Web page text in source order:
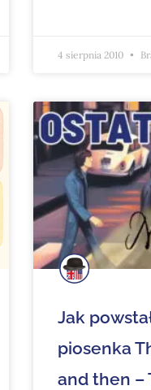
4 sierpnia 2010
Jak
piosenka
and then –